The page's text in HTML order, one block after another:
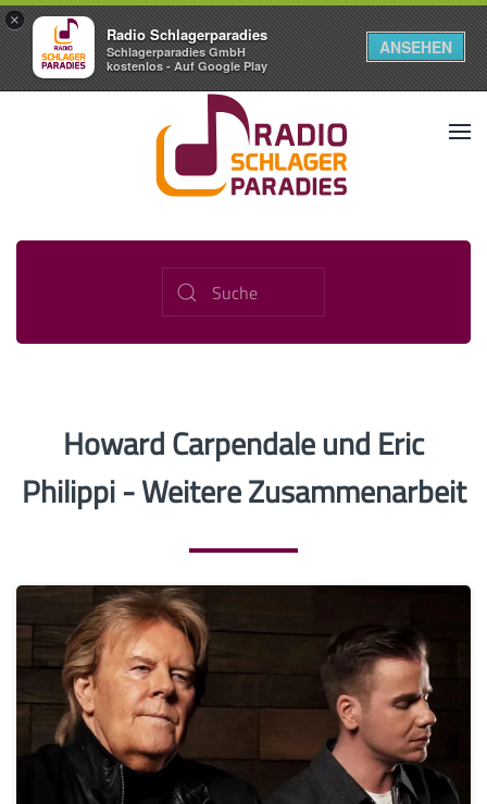
×
Radio Schlagerparadies
Schlagerparadies GmbH
kostenlos - Auf Google Play
ANSEHEN
Howard Carpendale und Eric
Philippi - Weitere Zusammenarbeit